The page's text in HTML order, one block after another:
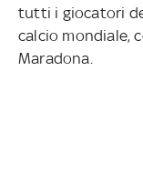
tutti i giocatori
calcio mondiale,
Maradona.